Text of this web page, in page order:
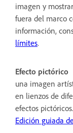
imagen y
fuera del marco
información,
límites.
Efecto pictórico
una imagen
en lienzos de
efectos
Edición guiada